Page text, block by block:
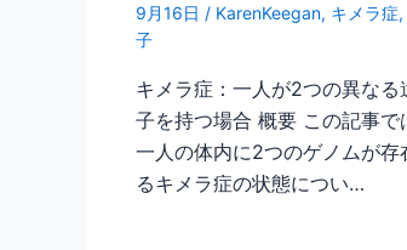
9月16日 / KarenKeegan, キメラ症,
子
キメラ症：一人が2つの異なる
子を持つ場合 概要 この記事で
一人の体内に2つのゲノムが存
るキメラ症の状態につい…